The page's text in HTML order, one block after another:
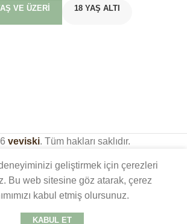
VE ÜZERI 18 YAŞ ALTI
veviski. Tüm hakları saklıdır.
geliştirmek için çerezleri
Bu web sitesine göz atarak, çerez
kabul etmiş olursunuz.
KABUL ET